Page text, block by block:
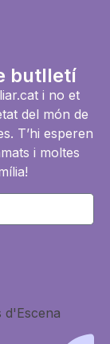
butlletí
i no et
del món de
T’hi esperen
i moltes